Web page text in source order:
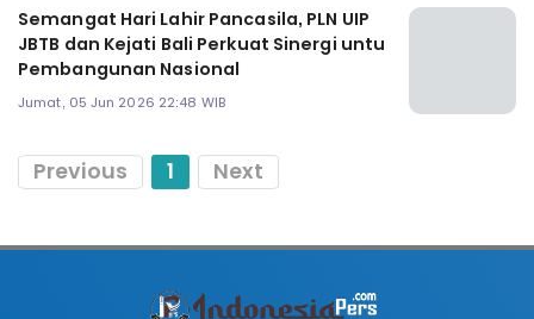
Semangat Hari Lahir Pancasila, PLN UIP
JBTB dan Kejati Bali Perkuat Sinergi untu
Pembangunan Nasional
Jumat, 05 Jun 2026 22:48 WIB
Previous 1 Next